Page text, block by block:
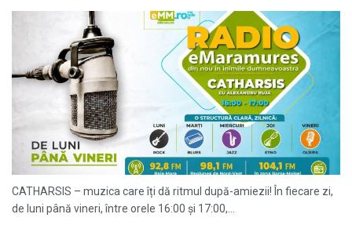
CATHARSIS – muzica care îți dă ritmul după-amiezii! În fiecare zi,
de luni până vineri, între orele 16:00 și 17:00,...